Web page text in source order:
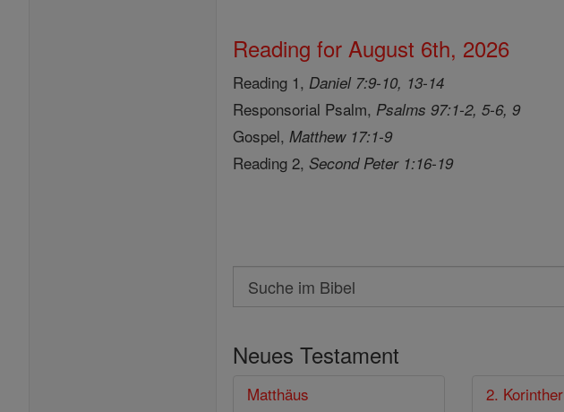
Reading for August 6th, 2026
Reading 1, Daniel 7:9-10, 13-14
Responsorial Psalm, Psalms 97:1-2, 5-6, 9
Gospel,Matthew 17:1-9
Reading 2,Second Peter 1:16-19
Search
Suche
Bibel
Neues Testament
Matthäus 2. Korinther